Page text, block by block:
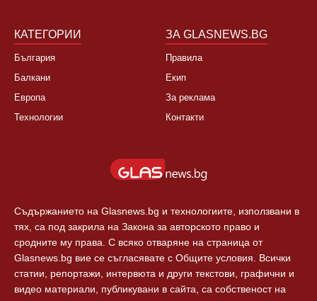
КАТЕГОРИИ
България
Балкани
Европа
Технологии
ЗА GLASNEWS.BG
Правила
Екип
За реклама
Контакти
Съдържанието на Glasnews.bg и технологиите, използвани в
тях, са под закрила на Закона за авторското право и
сродните му права. С всяко отваряне на страница от
Glasnews.bg вие се съгласявате с Общите условия. Всички
статии, репортажи, интервюта и други текстови, графични и
видео материали, публикувани в сайта, са собственост на